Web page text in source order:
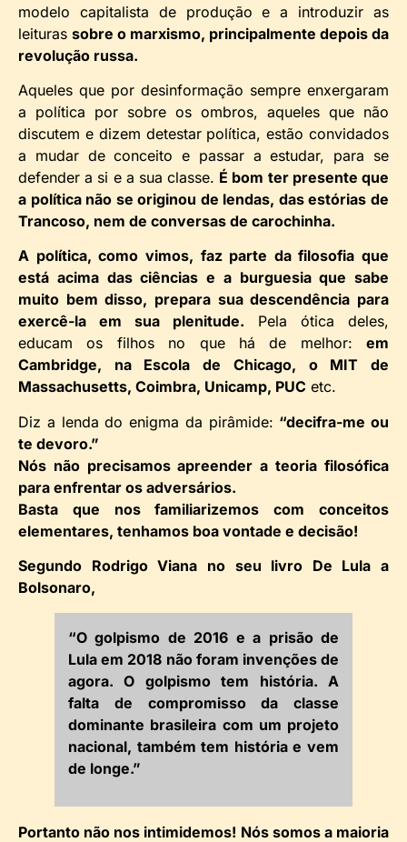
modelo capitalista de produção e a introduzir as
leituras sobre o marxismo, principalmente depois da
revolução russa.
Aqueles que por desinformação sempre enxergaram
a política por sobre os ombros, aqueles que não
discutem e dizem detestar política, estão convidados
a mudar de conceito e passar a estudar, para se
defender a si e a sua classe. É bom ter presente que
a política não se originou de lendas, das estórias de
Trancoso, nem de conversas de carochinha.
A política, como vimos, faz parte da filosofia que
está acima das ciências e a burguesia que sabe
muito bem disso, prepara sua descendência para
exercê-la em sua plenitude. Pela ótica deles,
educam os filhos no que há de melhor: em
Cambridge, na Escola de Chicago, o MIT de
Massachusetts, Coimbra, Unicamp, PUC etc.
Diz a lenda do enigma da pirâmide: “decifra-me ou
te devoro.”
Nós não precisamos apreender a teoria filosófica
para enfrentar os adversários.
Basta que nos familiarizemos com conceitos
elementares, tenhamos boa vontade e decisão!
Segundo Rodrigo Viana no seu livro De Lula a
Bolsonaro,
“O golpismo de 2016 e a prisão de
Lula em 2018 não foram invenções de
agora. O golpismo tem história. A
falta de compromisso da classe
dominante brasileira com um projeto
nacional, também tem história e vem
de longe.”
Portanto não nos intimidemos! Nós somos a maioria